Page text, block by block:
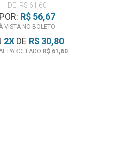
DE: R$ 61,60
POR: R$ 56,67
VISTA NO BOLETO
2X DE R$ 30,80
PARCELADO R$ 61,60